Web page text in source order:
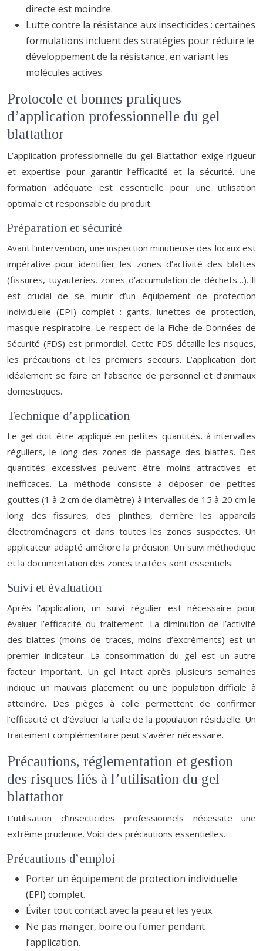
directe est moindre.
Lutte contre la résistance aux insecticides : certaines
formulations incluent des stratégies pour réduire le
développement de la résistance, en variant les
molécules actives.
Protocole et bonnes pratiques
d’application professionnelle du gel
blattathor
L’application professionnelle du gel Blattathor exige rigueur
et expertise pour garantir l’efficacité et la sécurité. Une
formation adéquate est essentielle pour une utilisation
optimale et responsable du produit.
Préparation et sécurité
Avant l’intervention, une inspection minutieuse des locaux est
impérative pour identifier les zones d’activité des blattes
(fissures, tuyauteries, zones d’accumulation de déchets…). Il
est crucial de se munir d’un équipement de protection
individuelle (EPI) complet : gants, lunettes de protection,
masque respiratoire. Le respect de la Fiche de Données de
Sécurité (FDS) est primordial. Cette FDS détaille les risques,
les précautions et les premiers secours. L’application doit
idéalement se faire en l’absence de personnel et d’animaux
domestiques.
Technique d’application
Le gel doit être appliqué en petites quantités, à intervalles
réguliers, le long des zones de passage des blattes. Des
quantités excessives peuvent être moins attractives et
inefficaces. La méthode consiste à déposer de petites
gouttes (1 à 2 cm de diamètre) à intervalles de 15 à 20 cm le
long des fissures, des plinthes, derrière les appareils
électroménagers et dans toutes les zones suspectes. Un
applicateur adapté améliore la précision. Un suivi méthodique
et la documentation des zones traitées sont essentiels.
Suivi et évaluation
Après l’application, un suivi régulier est nécessaire pour
évaluer l’efficacité du traitement. La diminution de l’activité
des blattes (moins de traces, moins d’excréments) est un
premier indicateur. La consommation du gel est un autre
facteur important. Un gel intact après plusieurs semaines
indique un mauvais placement ou une population difficile à
atteindre. Des pièges à colle permettent de confirmer
l’efficacité et d’évaluer la taille de la population résiduelle. Un
traitement complémentaire peut s’avérer nécessaire.
Précautions, réglementation et gestion
des risques liés à l’utilisation du gel
blattathor
L’utilisation d’insecticides professionnels nécessite une
extrême prudence. Voici des précautions essentielles.
Précautions d’emploi
Porter un équipement de protection individuelle
(EPI) complet.
Éviter tout contact avec la peau et les yeux.
Ne pas manger, boire ou fumer pendant
l’application.